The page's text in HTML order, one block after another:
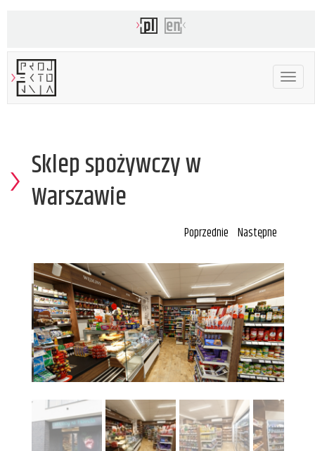
Toggle
Sklep spożywczy w
Warszawie
Poprzednie Następne